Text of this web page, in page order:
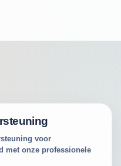
voor
met onze professionele